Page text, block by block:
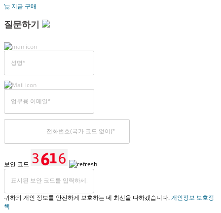
지금 구매
질문하기
보안 코드
귀하의 개인 정보를 안전하게 보호하는 데 최선을 다하겠습니다.개인정보 보호정
책